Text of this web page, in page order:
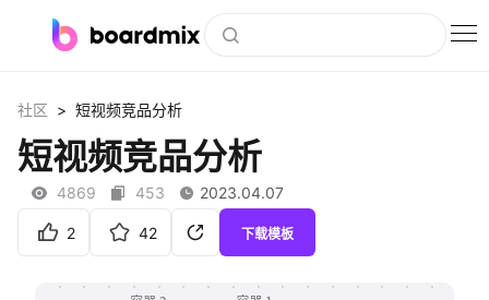
社区资源
下载
社区 > 短视频竞品分析
短视频竞品分析
4869 453 2023.04.07
2 42 下载模板